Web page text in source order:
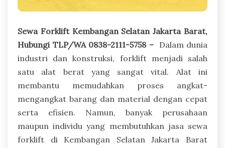
Sewa Forklift Kembangan Selatan Jakarta Barat,
Hubungi TLP/WA 0838-2111-5758 – Dalam dunia
industri dan konstruksi, forklift menjadi salah
satu alat berat yang sangat vital. Alat ini
membantu memudahkan proses angkat-
mengangkat barang dan material dengan cepat
serta efisien. Namun, banyak perusahaan
maupun individu yang membutuhkan jasa sewa
forklift di Kembangan Selatan Jakarta Barat